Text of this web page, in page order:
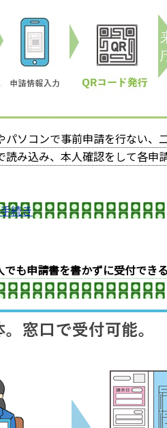
パソコンで事前申請を行ない、
み込み、本人確認をして各申
続き
も申請書を書かずに受付でき